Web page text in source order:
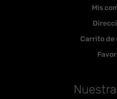
Mis
Carrito de